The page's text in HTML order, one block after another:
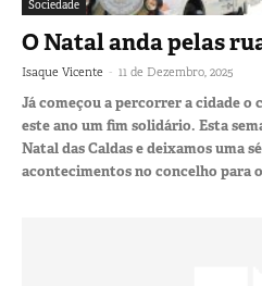
Sociedade
O Natal anda pelas
Isaque Vicente - 11 de Dezembro, 2025
Já começou a percorrer a cidade o
este ano um fim solidário. Esta
Natal das Caldas e deixamos uma
acontecimentos no concelho para